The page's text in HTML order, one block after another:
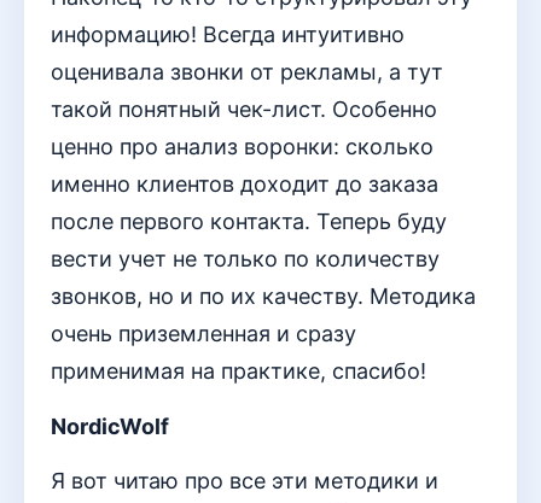
информацию! Всегда интуитивно
оценивала звонки от рекламы, а тут
такой понятный чек-лист. Особенно
ценно про анализ воронки: сколько
именно клиентов доходит до заказа
после первого контакта. Теперь буду
вести учет не только по количеству
звонков, но и по их качеству. Методика
очень приземленная и сразу
применимая на практике, спасибо!
NordicWolf
Я вот читаю про все эти методики и